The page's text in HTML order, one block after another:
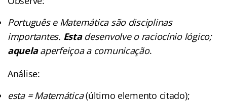
Português e Matemática são disciplinas
importantes. Estadesenvolve o raciocínio lógico;
aquelaaperfeiçoa a comunicação.
Análise:
esta = Matemática(último elemento citado);